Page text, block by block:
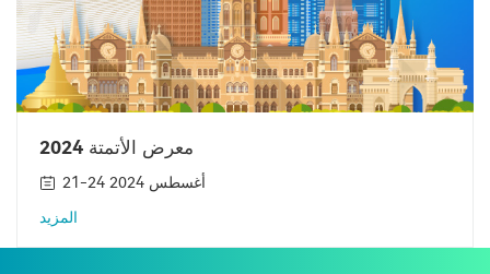
معرض الأتمتة 2024
21-24 أغسطس 2024
المزيد